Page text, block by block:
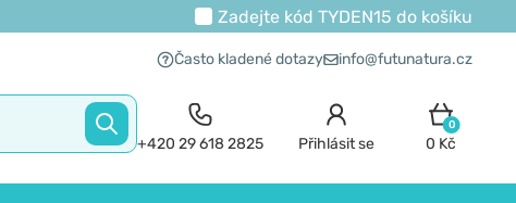
Zadejte kód TYDEN15 do košíku
Často kladené dotazy info@futunatura.cz
+420 29 618 2825 Přihlásit se
0
0 Kč